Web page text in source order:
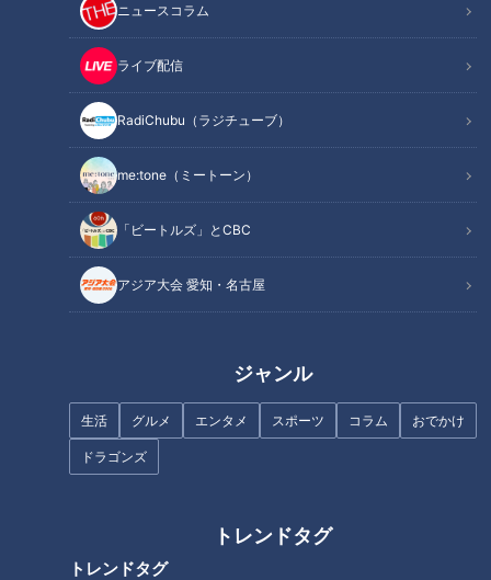
ニュースコラム
ライブ配信
RadiChubu（ラジチューブ）
me:tone（ミートーン）
「ビートルズ」とCBC
アジア大会 愛知・名古屋
ジャンル
生活 グルメ エンタメ スポーツ コラム おでかけ
ドラゴンズ
トレンドタグ
トレンドタグ
記事に戻る
この記事を見たあなたへのおすすめ
70年以上スープを継ぎ足す“黒
いラーメン”！？ 24時間休まず
煮込み続ける厨房に潜入！今食
めしはこれだ！
九州出身者が「ここが一番うま
崎直送の特製麺で仕上げる“本場
長崎ちゃんぽん”